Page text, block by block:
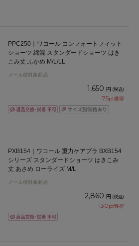
PPC250｜ワコール コンフォートフィット
ショーツ 綿混 スタンダードショーツ はき
こみ丈 ふかめ M/L/LL
メール便対象商品
1,650 円 (税込)
75pt獲得
PXB154｜ワコール 重力ケアブラ BXB154
シリーズ スタンダードショーツ はきこみ
丈 あさめ ローライズ M/L
メール便対象商品
2,860 円 (税込)
130pt獲得